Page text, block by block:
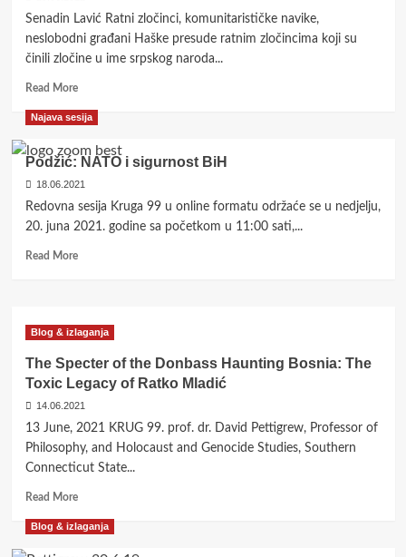
stepenici
za
članstvo
NATO
Senadin Lavić Ratni zločinci, komunitarističke navike,
neslobodni građani Haške presude ratnim zločincima koji su
činili zločine u ime srpskog naroda...
Read MoreRead
about
Ne
zločinci
biti
presuđeni,
da
tvorevina
postojati
Najava sesija
Podžić: NATO i sigurnost BiH
18.06.2021
Redovna sesija Kruga 99 u online formatu održaće se u nedjelju,
20. juna 2021. godine sa početkom u 11:00 sati,...
Read MoreRead
NATO
i
sigurnost
Blog & izlaganja
The Specter of the Donbass Haunting Bosnia: The
Toxic Legacy of Ratko Mladić
14.06.2021
13 June, 2021 KRUG 99. prof. dr. David Pettigrew, Professor of
Philosophy, and Holocaust and Genocide Studies, Southern
Connecticut State...
Read MoreRead
about
Blog & izlaganja